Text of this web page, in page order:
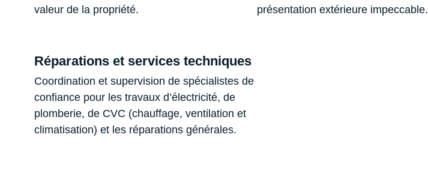
valeur de la propriété.
présentation extérieure impeccable.
Réparations et services techniques
Coordination et supervision de spécialistes de
confiance pour les travaux d’électricité, de
plomberie, de CVC (chauffage, ventilation et
climatisation) et les réparations générales.